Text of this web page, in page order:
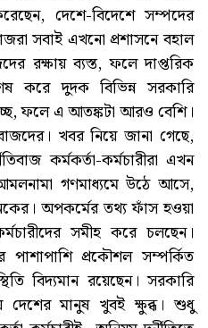
দেশে-বিদেশে সম্পদের
সবাই এখনো প্রশাসনে বহাল
রক্ষায় ব্যস্ত, ফলে দাপ্তরিক
করে দুদক বিভিন্ন সরকারি
ফলে এ আতঙ্কটা আরও বেশি।
খবর নিয়ে জানা গেছে,
কর্মকর্তা-কর্মচারীরা এখন
গণমাধ্যমে উঠে আসে,
অপকর্মের তথ্য ফাঁস হওয়া
সমীহ করে চলছেন।
প্রকৌশল সম্পর্কিত
বিদ্যমান রয়েছেন। সরকারি
দেশের মানুষ খুবই ক্ষুব্ধ। শুধু